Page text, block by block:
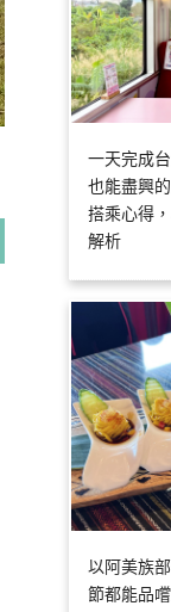
一天完成
也能盡興
搭乘心得
解析
以阿美族
節都能品